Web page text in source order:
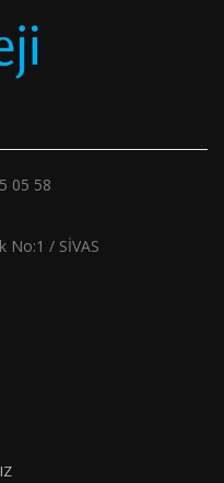
05 58
No:1 / SİVAS